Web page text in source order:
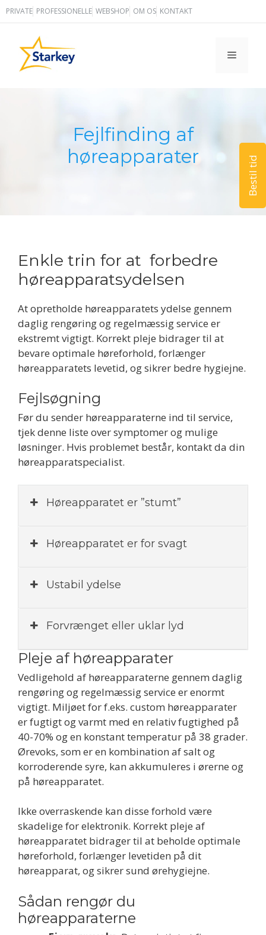
Hop
til
PRIVATE PROFESSIONELLE WEBSHOP OM OS KONTAKT
MENU
Fejlfinding af
høreapparater
Enkle trin for at forbedre
høreapparatsydelsen
At opretholde høreapparatets ydelse gennem
daglig rengøring og regelmæssig service er
ekstremt vigtigt. Korrekt pleje bidrager til at
bevare optimale høreforhold, forlænger
høreapparatets levetid, og sikrer bedre hygiejne.
Fejlsøgning
Før du sender høreapparaterne ind til service,
tjek denne liste over symptomer og mulige
løsninger. Hvis problemet består, kontakt da din
høreapparatspecialist.
Høreapparatet er ”stumt”
Høreapparatet er for svagt
Ustabil ydelse
Forvrænget eller uklar lyd
Pleje af høreapparater
Vedligehold af høreapparaterne gennem daglig
rengøring og regelmæssig service er enormt
vigtigt. Miljøet for f.eks. custom høreapparater
er fugtigt og varmt med en relativ fugtighed på
40-70% og en konstant temperatur på 38 grader.
Ørevoks, som er en kombination af salt og
korroderende syre, kan akkumuleres i ørerne og
på høreapparatet.
Ikke overraskende kan disse forhold være
skadelige for elektronik. Korrekt pleje af
høreapparatet bidrager til at beholde optimale
høreforhold, forlænger levetiden på dit
høreapparat, og sikrer sund ørehygiejne.
Sådan rengør du
høreapparaterne
Bestil tid